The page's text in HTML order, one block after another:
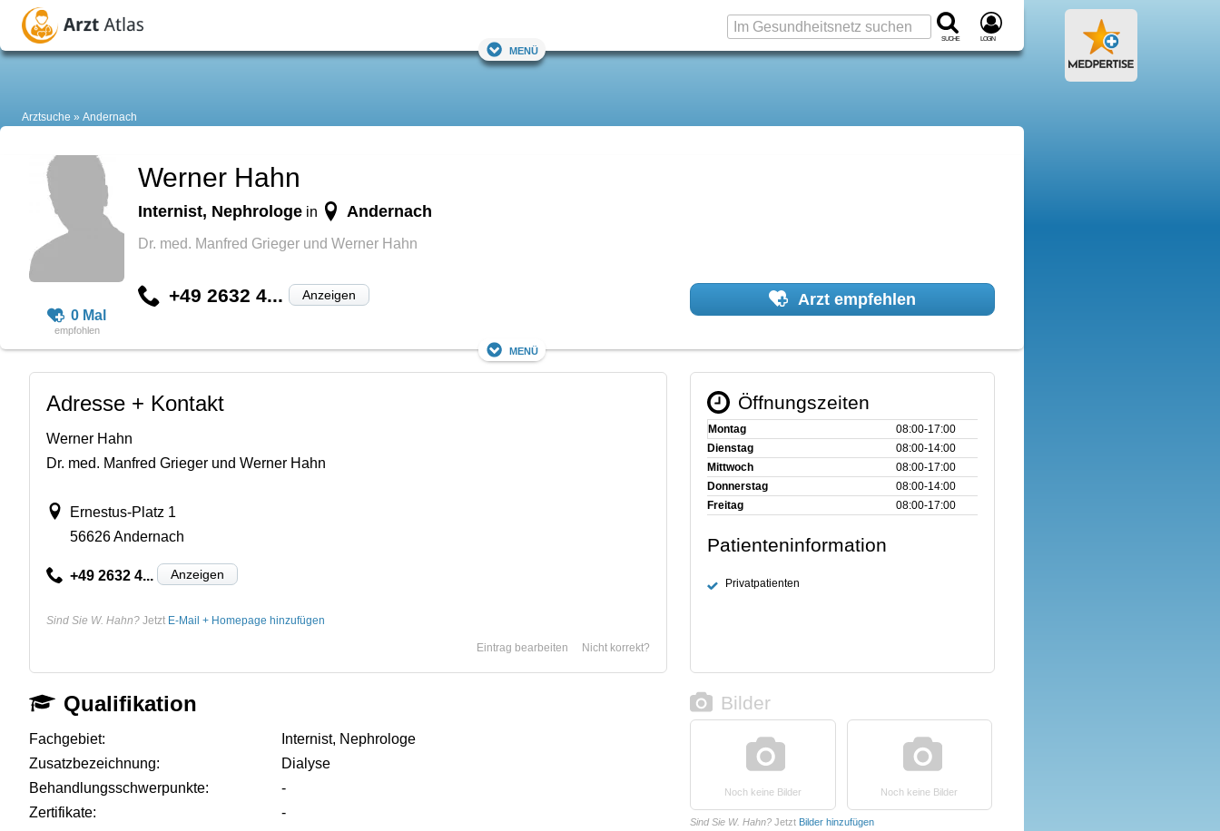
Suche Login
Menü
Arztsuche Andernach
0 Mal
Werner Hahn
Internist, Nephrologe in Andernach
Dr. med. Manfred Grieger und Werner Hahn
+49 2632 4... Anzeigen Arzt empfehlen
Menü
Adresse + Kontakt
Werner Hahn
Dr. med. Manfred Grieger und Werner Hahn
Ernestus-Platz 1
56626 Andernach
+49 2632 4... Anzeigen
Sind Sie W. Hahn? Jetzt E-Mail + Homepage hinzufügen
Nicht korrekt?
Eintrag bearbeiten
Öffnungszeiten
Montag
08:00‑17:00
Dienstag
08:00‑14:00
Mittwoch
08:00‑17:00
Donnerstag
08:00‑14:00
Freitag
08:00‑17:00
Patienteninformation
Privatpatienten
Qualifikation
Fachgebiet:
Internist, Nephrologe
Zusatzbezeichnung:
Dialyse
Behandlungsschwerpunkte:
-
Zertifikate:
-
Bilder
Noch keine Bilder Noch keine Bilder
Sind Sie W. Hahn? Jetzt Bilder hinzufügen